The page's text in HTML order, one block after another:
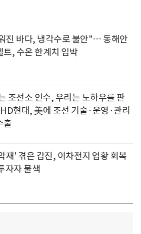
진 바다, 냉각수로 불안"… 동해안
트, 수온 한계치 임박
조선소 인수, 우리는 노하우를 판
현대, 美에 조선 기술·운영·관리
출
재' 겪은 갑진, 이차전지 업황 회복
자자 물색